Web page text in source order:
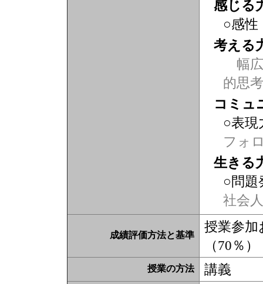
感じる
○感性
考える
幅
的思
コミュ
○表現
フォ
生きる
○問題
社会
成績評価方法と基準
授業参加
（70％）
授業の方法 講義